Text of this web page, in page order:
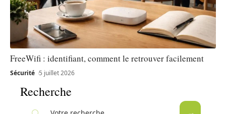
FreeWifi : identifiant, comment le retrouver facilement
Sécurité 5 juillet 2026
Recherche